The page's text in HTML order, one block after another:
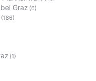
Graz (6)
(186)
(1)